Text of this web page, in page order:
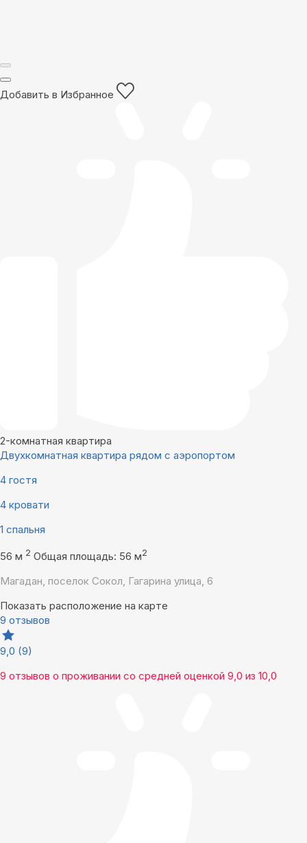
Добавить в Избранное
2-комнатная квартира
Двухкомнатная квартира рядом с аэропортом
4 гостя
4 кровати
1 спальня
56 м 2 Общая площадь: 56 м2
Магадан, поселок Сокол, Гагарина улица, 6
Показать расположение на карте
9 отзывов
9,0 (9)
9 отзывов о проживании со средней оценкой 9,0 из 10,0